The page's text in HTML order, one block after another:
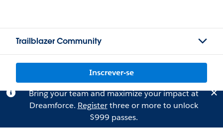
Trailblazer Community
Inscrever-se
Bring your team and maximize your impact at
Dreamforce. Registerthree or more to unlock
$999 passes.